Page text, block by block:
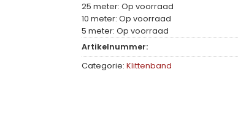
25 meter: Op voorraad
10 meter: Op voorraad
5 meter: Op voorraad
Artikelnummer:
Categorie:Klittenband